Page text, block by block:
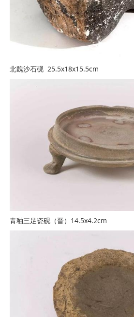
北魏沙石砚 25.5x18x15.5cm
青釉三足瓷砚（晋）14.5x4.2cm